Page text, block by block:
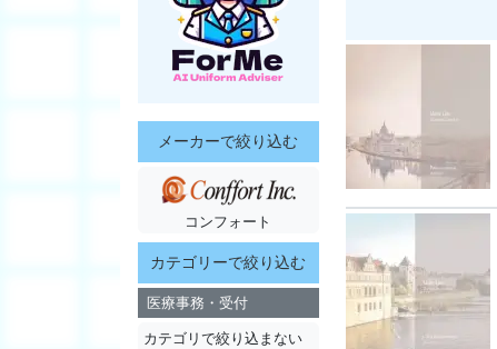
メーカーで絞り込む
コンフォート
カテゴリーで絞り込む
医療事務・受付
カテゴリで絞り込まない